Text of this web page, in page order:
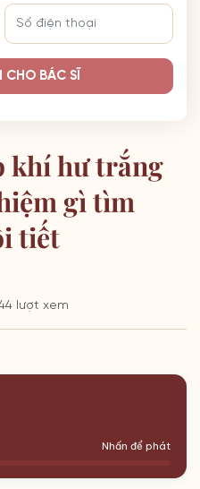
BÁC SĨ
khí hư trắng
gì tìm
tiết
lượt xem
Nhấn để phát